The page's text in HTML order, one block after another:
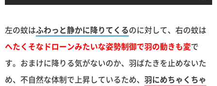
左の蚊はふわっと静かに降りてくるのに対して、右の蚊は
へたくそなドローンみたいな姿勢制御で羽の動きも変で
す。おまけに降りる気がないのか、羽ばたきを止めないた
め、不自然な体制で上昇しているため、 羽にめちゃくちゃ